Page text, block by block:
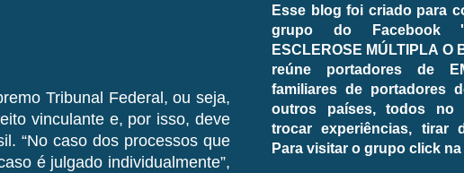
Tribunal Federal, ou seja,
vinculante e, por isso, deve
“No caso dos processos que
é julgado individualmente”,
Esse blog foi criado para
grupo do Facebook
ESCLEROSE MÚLTIPLA O
reúne portadores de
familiares de portadores
outros países, todos no
trocar experiências, tirar
Para visitar o grupo click